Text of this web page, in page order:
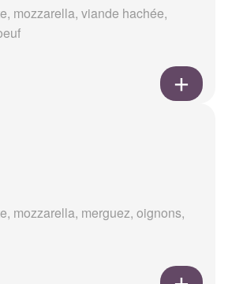
mozzarella, viande hachée,
mozzarella, merguez, oignons,